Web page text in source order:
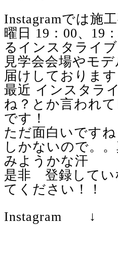
Instagramでは施
曜日 19：00、19
るインスタライ
見学会会場やモ
届けしております
最近 インスタラ
ね？とか言われ
です！
ただ面白いです
しかないので。
みようかな汗
是非 登録してい
てください！！
Instagram ↓